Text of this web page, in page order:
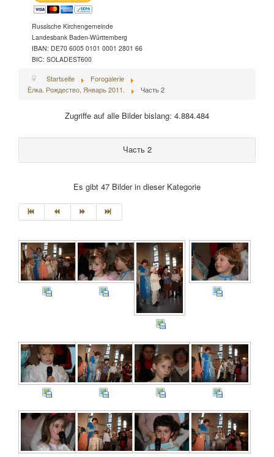
Russische Kirchengemeinde
Landesbank Baden-Württemberg
IBAN: DE70 6005 0101 0001 2801 66
BIC: SOLADEST600
Startseite
Forogalerie
Ёлка. Рождество, Январь 2011.
Часть 2
Zugriffe auf alle Bilder bislang: 4.884.484
Часть 2
Es gibt 47 Bilder in dieser Kategorie